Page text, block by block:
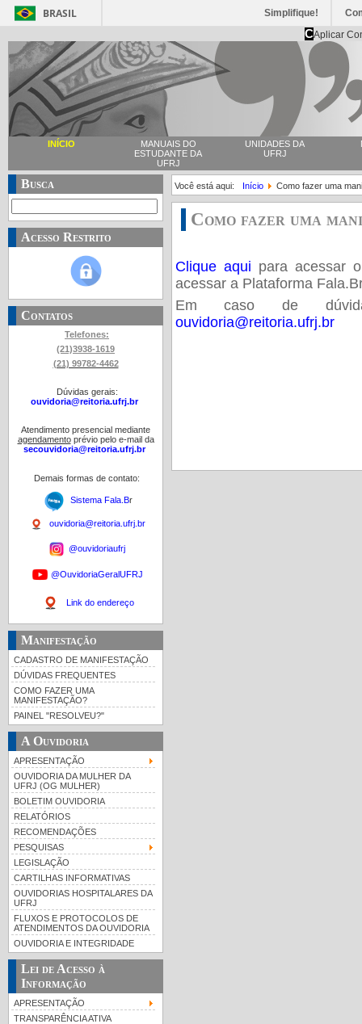
BRASIL Simplifique!
CAplicar
INÍCIO
MANUAIS DO
ESTUDANTE DA
UFRJ
UNIDADES DA
UFRJ
Busca
Acesso Restrito
Contatos
Telefones:
(21)3938-1619
(21) 99782-4462
Dúvidas gerais:
ouvidoria@reitoria.ufrj.br
Atendimento presencial mediante
agendamentoprévio pelo e-mail da
secouvidoria@reitoria.ufrj.br
Demais formas de contato:
Sistema Fala.Br
ouvidoria@reitoria.ufrj.br
@ouvidoriaufrj
@OuvidoriaGeralUFRJ
Link do endereço
Manifestação
CADASTRO DE MANIFESTAÇÃO
DÚVIDAS FREQUENTES
COMO FAZER UMA
MANIFESTAÇÃO?
PAINEL "RESOLVEU?"
A Ouvidoria
APRESENTAÇÃO
OUVIDORIA DA MULHER DA
UFRJ (OG MULHER)
BOLETIM OUVIDORIA
RELATÓRIOS
RECOMENDAÇÕES
PESQUISAS
LEGISLAÇÃO
CARTILHAS INFORMATIVAS
OUVIDORIAS HOSPITALARES DA
UFRJ
FLUXOS E PROTOCOLOS DE
ATENDIMENTOS DA OUVIDORIA
OUVIDORIA E INTEGRIDADE
Lei de Acesso à
Informação
APRESENTAÇÃO
TRANSPARÊNCIA ATIVA
Você está aqui: Início Como fazer uma
Como fazer uma
Clique aqui para acessar
acessar a Plataforma
Em caso de
ouvidoria@reitoria.ufrj.br